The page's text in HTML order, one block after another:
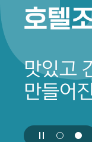
호텔
맛있고
만들어